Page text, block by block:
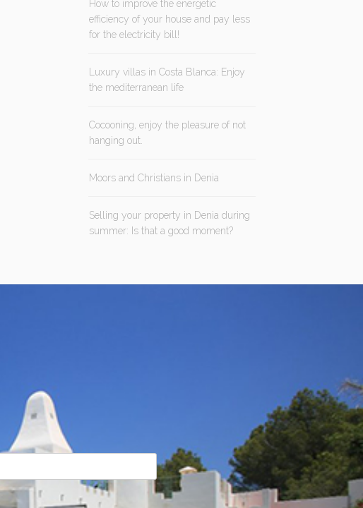
How to improve the energetic
efficiency of your house and pay less
for the electricity bill!
Luxury villas in Costa Blanca: Enjoy
the mediterranean life
Cocooning, enjoy the pleasure of not
hanging out.
Moors and Christians in Denia
Selling your property in Denia during
summer: Is that a good moment?